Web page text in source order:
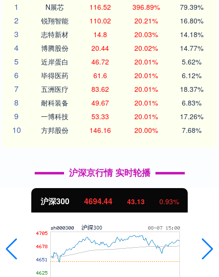
1
N展芯 116.52 396.89% 79.39%
2 锐翔智能 110.02 20.21% 16.80%
3 志特新材 14.8 20.03% 14.18%
4 博腾股份 20.44 20.02% 14.77%
5 近岸蛋白 46.72 20.01% 5.62%
6 毕得医药 61.6 20.01% 6.12%
7 五洲医疗 83.62 20.01% 18.37%
8 耐科装备 49.67 20.01% 6.83%
9 一博科技 53.33 20.01% 17.26%
10 方邦股份 146.16 20.00% 7.68%
沪深京行情 实时轮播
北证50 1134.24 11.37 1.01%